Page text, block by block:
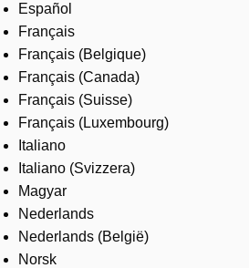
Español
Français
Français (Belgique)
Français (Canada)
Français (Suisse)
Français (Luxembourg)
Italiano
Italiano (Svizzera)
Magyar
Nederlands
Nederlands (België)
Norsk